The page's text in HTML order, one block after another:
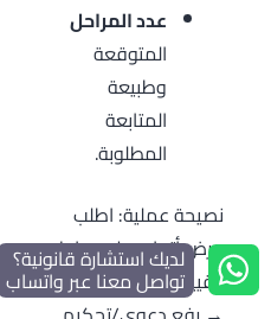
عدد المراحل
المتوقعة
وطبيعة
المتابعة
المطلوبة.
نصيحة عملية: اطلب
عرض أتعاب على مراحل
(تقييم → إنذار/تفاوض
لديك استشارة قانونية؟
تواصل معنا عبر واتساب